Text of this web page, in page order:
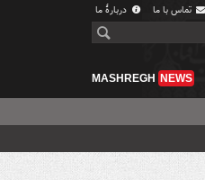
تماس با ما دربارهٔ ما
MASHREGH NEWS